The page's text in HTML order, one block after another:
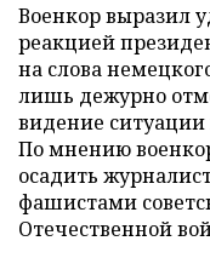
Военкор выразил
реакцией
на слова
лишь дежурно
видение ситуации
По мнению
осадить
фашистами
Отечественной